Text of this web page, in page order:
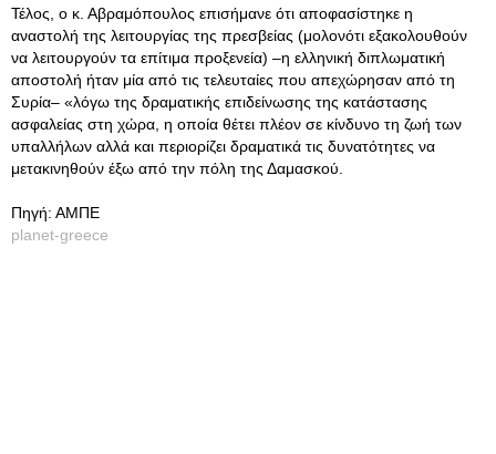
Τέλος, ο κ. Αβραμόπουλος επισήμανε ότι αποφασίστηκε η
αναστολή της λειτουργίας της πρεσβείας (μολονότι εξακολουθούν
να λειτουργούν τα επίτιμα προξενεία) –η ελληνική διπλωματική
αποστολή ήταν μία από τις τελευταίες που απεχώρησαν από τη
Συρία– «λόγω της δραματικής επιδείνωσης της κατάστασης
ασφαλείας στη χώρα, η οποία θέτει πλέον σε κίνδυνο τη ζωή των
υπαλλήλων αλλά και περιορίζει δραματικά τις δυνατότητες να
μετακινηθούν έξω από την πόλη της Δαμασκού.
Πηγή: ΑΜΠΕ
planet-greece